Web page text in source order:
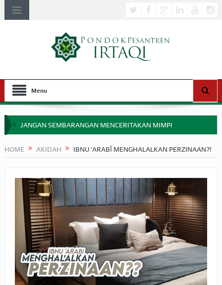
Menu
JANGAN SEMBARANGAN MENCERITAKAN MIMPI
APA HUKUM MEMPERCEPAT PEMBAYARAN ZAKAT
SEBELUM TIBA SAAT WAJIB?
HAKIKAT NIKMAT DI DUNIA!
BAGAIMANA CARA MEMBAYAR ZAKAT UANG?
UANG HARAM BISA MENJADI HALAL JIKA SEBAB
KEPEMILIKANNYA BERUBAH
HOME AKIDAH IBNU ‘ARABĪ MENGHALALKAN PERZINAAN?!